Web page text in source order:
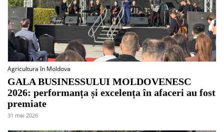
Agricultura în Moldova
GALA BUSINESSULUI MOLDOVENESC
2026: performanța și excelența în afaceri au fost
premiate
31 mai 2026